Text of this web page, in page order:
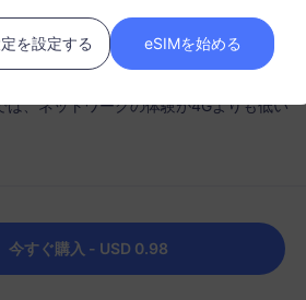
用できず、返金対象とはなりません。
サービスは中断されます。
、ネットワークの体験が4Gよりも低い
今すぐ購入 - USD 0.98
を設定する eSIMを始める